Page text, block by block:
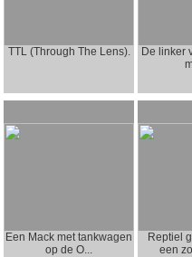
TTL (Through The Lens).
De linker
Een Mack met tankwagen
op de O...
Reptiel
een